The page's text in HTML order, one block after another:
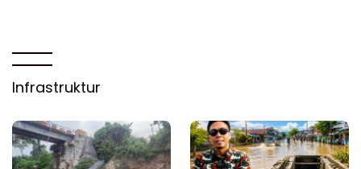
Infrastruktur